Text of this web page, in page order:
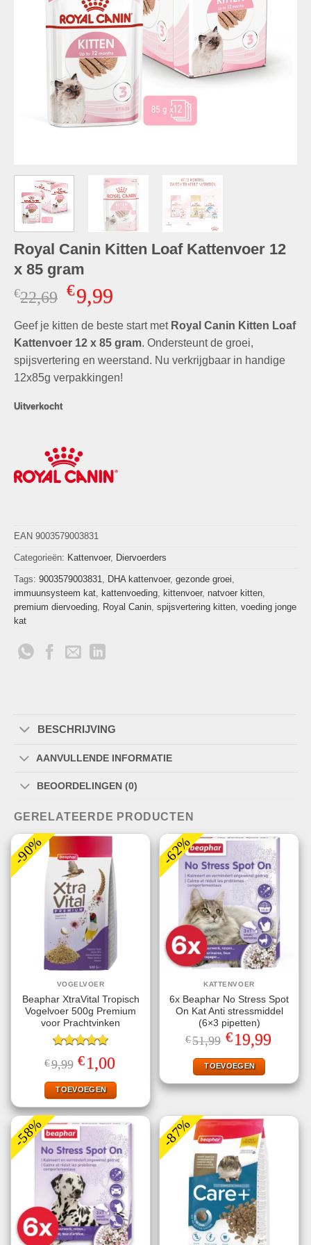
Royal Canin Kitten Loaf Kattenvoer 12
x 85 gram
€22,69 Oorspronkelijke
prijs
was:
€22,69.
€9,99Huidige
is:
€9,99.
Geef je kitten de beste start met Royal Canin Kitten Loaf
Kattenvoer 12 x 85 gram. Ondersteunt de groei,
spijsvertering en weerstand. Nu verkrijgbaar in handige
12x85g verpakkingen!
Uitverkocht
EAN 9003579003831
Categorieën: Kattenvoer, Diervoerders
Tags: 9003579003831, DHA kattenvoer, gezonde groei,
immuunsysteem kat, kattenvoeding, kittenvoer, natvoer kitten,
premium diervoeding, Royal Canin, spijsvertering kitten, voeding jonge
kat
BESCHRIJVING
AANVULLENDE INFORMATIE
BEOORDELINGEN (0)
GERELATEERDE PRODUCTEN
-90%
VOGELVOER
Beaphar XtraVital Tropisch
Vogelvoer 500g Premium
voor Prachtvinken
Gewaardeerd
5.00uit 5
€9,99 Oorspronkelijke
prijs
was:
€9,99.
€1,00
is:
€1,00.
TOEVOEGEN
-62%
KATTENVOER
6x Beaphar No Stress Spot
On Kat Anti stressmiddel
(6×3 pipetten)
€51,99 Oorspronkelijke
prijs
was:
€51,99.
€19,99Huidige
prijs
TOEVOEGEN
-58% -87%